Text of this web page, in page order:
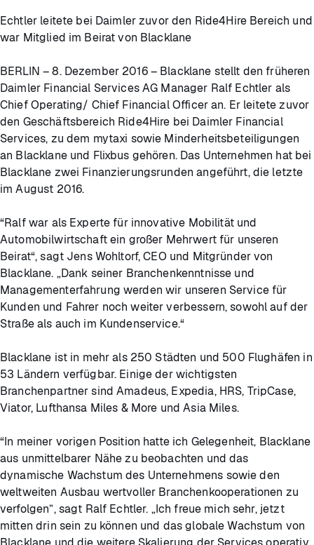
Echtler leitete bei Daimler zuvor den Ride4Hire Bereich und
war Mitglied im Beirat von Blacklane
BERLIN – 8. Dezember 2016 – Blacklane stellt den früheren
Daimler Financial Services AG Manager Ralf Echtler als
Chief Operating/ Chief Financial Officer an. Er leitete zuvor
den Geschäftsbereich Ride4Hire bei Daimler Financial
Services, zu dem mytaxi sowie Minderheitsbeteiligungen
an Blacklane und Flixbus gehören. Das Unternehmen hat bei
Blacklane zwei Finanzierungsrunden angeführt, die letzte
im August 2016.
“Ralf war als Experte für innovative Mobilität und
Automobilwirtschaft ein großer Mehrwert für unseren
Beirat“, sagt Jens Wohltorf, CEO und Mitgründer von
Blacklane. „Dank seiner Branchenkenntnisse und
Managementerfahrung werden wir unseren Service für
Kunden und Fahrer noch weiter verbessern, sowohl auf der
Straße als auch im Kundenservice.“
Blacklane ist in mehr als 250 Städten und 500 Flughäfen in
53 Ländern verfügbar. Einige der wichtigsten
Branchenpartner sind Amadeus, Expedia, HRS, TripCase,
Viator, Lufthansa Miles & More und Asia Miles.
“In meiner vorigen Position hatte ich Gelegenheit, Blacklane
aus unmittelbarer Nähe zu beobachten und das
dynamische Wachstum des Unternehmens sowie den
weltweiten Ausbau wertvoller Branchenkooperationen zu
verfolgen”, sagt Ralf Echtler. „Ich freue mich sehr, jetzt
mitten drin sein zu können und das globale Wachstum von